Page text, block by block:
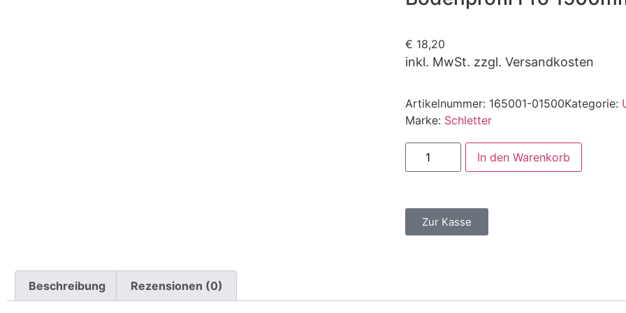
€ 18,20
inkl. MwSt. zzgl. Versandkosten
Artikelnummer: 165001-01500Kategorie:
Marke: Schletter
In den Warenkorb
Zur Kasse
Beschreibung Rezensionen (0)